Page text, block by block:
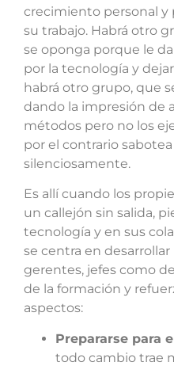
crecimiento personal y
su trabajo. Habrá otro
se oponga porque le
por la tecnología y
habrá otro grupo, que
dando la impresión de
métodos pero no los
por el contrario
silenciosamente.
Es allí cuando los
un callejón sin salida,
tecnología y en sus
se centra en
gerentes, jefes como
de la formación y
aspectos:
Prepararse para
todo cambio trae